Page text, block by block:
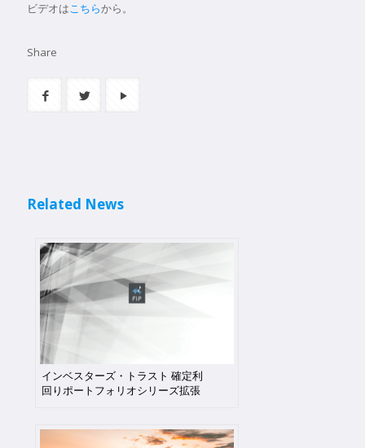
ビデオはこちらから。
Share
Related News
インベスターズ・トラスト 確定利
回りポートフォリオシリーズ拡張